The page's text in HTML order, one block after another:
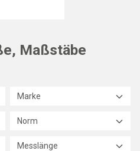
Maßstäbe
Marke
Norm
Messlänge